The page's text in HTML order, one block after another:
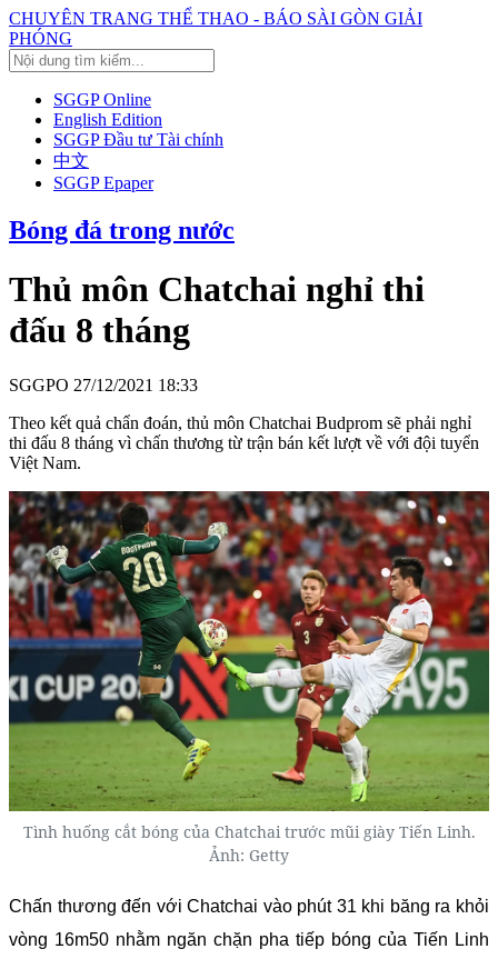
CHUYÊN TRANG THỂ THAO - BÁO SÀI GÒN GIẢI
PHÓNG
SGGP Online
English Edition
SGGP Đầu tư Tài chính
中文
SGGP Epaper
Bóng đá trong nước
Thủ môn Chatchai nghỉ thi
đấu 8 tháng
SGGPO 27/12/2021 18:33
Theo kết quả chẩn đoán, thủ môn Chatchai Budprom sẽ phải nghỉ
thi đấu 8 tháng vì chấn thương từ trận bán kết lượt về với đội tuyển
Việt Nam.
Tình huống cắt bóng của Chatchai trước mũi giày Tiến Linh.
Ảnh: Getty
Chấn thương đến với Chatchai vào phút 31 khi băng ra khỏi
vòng 16m50 nhằm ngăn chặn pha tiếp bóng của Tiến Linh